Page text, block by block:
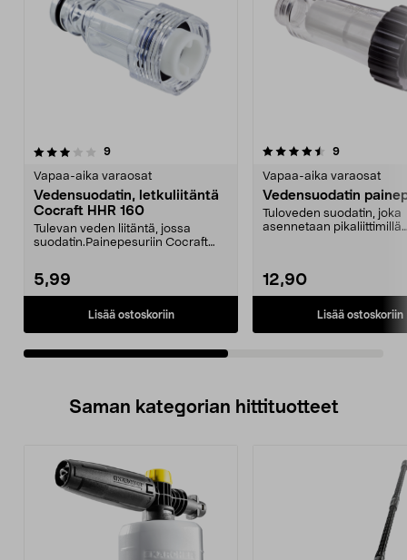
9arvostelut
Vapaa-aika varaosat
Vedensuodatin, letkuliitäntä
Cocraft HHR 160
Tulevan veden liitäntä, jossa
suodatin.Painepesuriin Cocraft
5,99
Lisää ostoskoriin
4.5viidestä
9arvostelut
Vapaa-aika varaosat
Vedensuodatin
Tuloveden suodatin, joka
asennetaan pikaliittimillä
12,90
Lisää ostoskoriin
4.5viidestä
Saman kategorian hittituotteet